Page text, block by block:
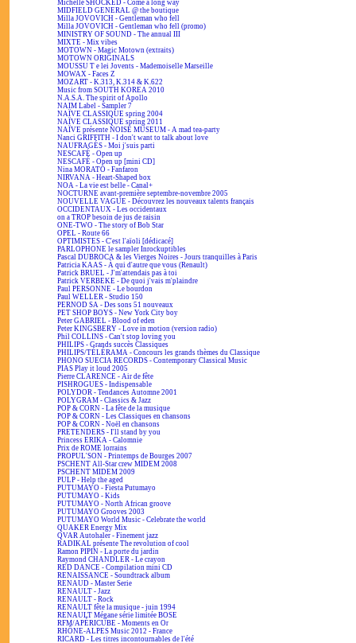
Michelle SHOCKED - Come a long way
MIDFIELD GENERAL @ the boutique
Milla JOVOVICH - Gentleman who fell
Milla JOVOVICH - Gentleman who fell (promo)
MINISTRY OF SOUND - The annual III
MIXTE - Mix vibes
MOTOWN - Magic Motown (extraits)
MOTOWN ORIGINALS
MOUSSU T e lei Jovents - Mademoiselle Marseille
MOWAX - Faces Z
MOZART - K.313, K.314 & K.622
Music from SOUTH KOREA 2010
N.A.S.A. The spirit of Apollo
NAIM Label - Sampler 7
NAÏVE CLASSIQUE spring 2004
NAÏVE CLASSIQUE spring 2011
NAÏVE présente NOISE MUSEUM - A mad tea-party
Nanci GRIFFITH - I don't want to talk about love
NAUFRAGÉS - Moi j'suis parti
NESCAFÉ - Open up
NESCAFÉ - Open up [mini CD]
Nina MORATO - Fanfaron
NIRVANA - Heart-Shaped box
NOA - La vie est belle - Canal+
NOCTURNE avant-première septembre-novembre 2005
NOUVELLE VAGUE - Découvrez les nouveaux talents français
OCCIDENTAUX - Les occidentaux
on a TROP besoin de jus de raisin
ONE-TWO - The story of Bob Star
OPEL - Route 66
OPTIMISTES - C'est l'aïoli [dédicacé]
PARLOPHONE le sampler Inrockuptibles
Pascal DUBROCA & les Vierges Noires - Jours tranquilles à Paris
Patricia KAAS - À qui d'autre que vous (Renault)
Patrick BRUEL - J'm'attendais pas à toi
Patrick VERBEKE - De quoi j'vais m'plaindre
Paul PERSONNE - Le bourdon
Paul WELLER - Studio 150
PERNOD SA - Des sons 51 nouveaux
PET SHOP BOYS - New York City boy
Peter GABRIEL - Blood of eden
Peter KINGSBERY - Love in motion (version radio)
Phil COLLINS - Can't stop loving you
PHILIPS - Grands succès Classiques
PHILIPS/TÉLÉRAMA - Concours les grands thèmes du Classique
PHONO SUECIA RECORDS - Contemporary Classical Music
PIAS Play it loud 2005
Pierre CLARENCE - Air de fête
PISHROGUES - Indispensable
POLYDOR - Tendances Automne 2001
POLYGRAM - Classics & Jazz
POP & CORN - La fête de la musique
POP & CORN - Les Classiques en chansons
POP & CORN - Noël en chansons
PRETENDERS - I'll stand by you
Princess ERIKA - Calomnie
Prix de ROME lorrains
PROPUL'SON - Printemps de Bourges 2007
PSCHENT All-Star crew MIDEM 2008
PSCHENT MIDEM 2009
PULP - Help the aged
PUTUMAYO - Fiesta Putumayo
PUTUMAYO - Kids
PUTUMAYO - North African groove
PUTUMAYO Grooves 2003
PUTUMAYO World Music - Celebrate the world
QUAKER Energy Mix
QVAR Autohaler - Finement jazz
RADIKAL présente The revolution of cool
Ramon PIPIN - La porte du jardin
Raymond CHANDLER - Le crayon
RED DANCE - Compilation mini CD
RENAISSANCE - Soundtrack album
RENAUD - Master Serie
RENAULT - Jazz
RENAULT - Rock
RENAULT fête la musique - juin 1994
RENAULT Mégane série limitée BOSE
RFM/APÉRICUBE - Moments en Or
RHÔNE-ALPES Music 2012 - France
RICARD - Les titres incontournables de l'été